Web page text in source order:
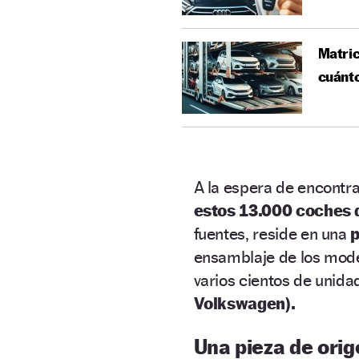
A la espera de
estos 13.000 coches
fuentes, reside en una
ensamblaje de los
varios cientos de
Volkswagen).
Una pieza de